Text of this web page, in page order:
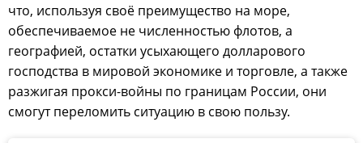
что, используя своё преимущество на море,
обеспечиваемое не численностью флотов, а
географией, остатки усыхающего долларового
господства в мировой экономике и торговле, а также
разжигая прокси-войны по границам России, они
смогут переломить ситуацию в свою пользу.